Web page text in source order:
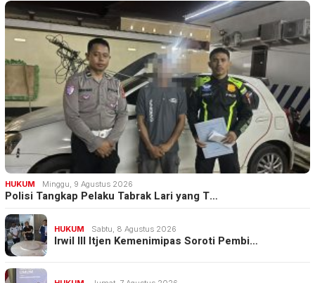
HUKUM Minggu, 9 Agustus 2026
Polisi Tangkap Pelaku Tabrak Lari yang T…
HUKUM Sabtu, 8 Agustus 2026
Irwil III Itjen Kemenimipas Soroti Pembi…